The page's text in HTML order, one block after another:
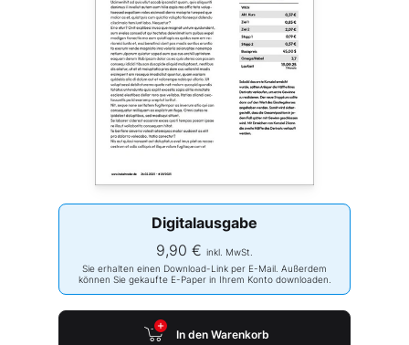
Digitalausgabe
9,90 € inkl. MwSt.
Sie erhalten einen Download-Link per E-Mail. Außerdem
können Sie gekaufte E-Paper in Ihrem Konto downloaden.
In den Warenkorb